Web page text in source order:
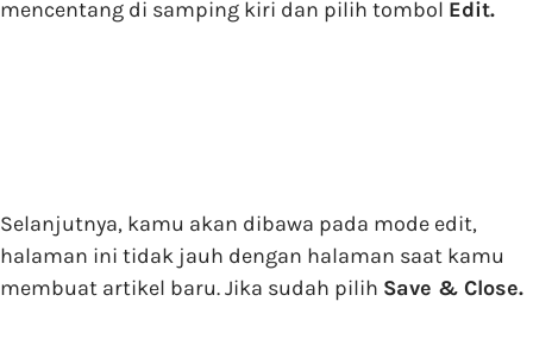
mencentang di samping kiri dan pilih tombol Edit.
Selanjutnya, kamu akan dibawa pada mode edit,
halaman ini tidak jauh dengan halaman saat kamu
membuat artikel baru. Jika sudah pilih Save & Close.